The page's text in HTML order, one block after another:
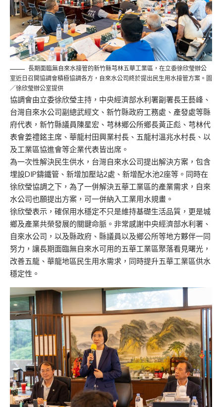
長期面臨無自來水接管的新竹縣芎林五華工業區，在立委徐欣瑩辦公
室近日召開協調會積極協調各方，自來水公司終於提出民生用水接管方案。圖
／徐欣瑩辦公室提供
協調會由立委徐欣瑩主持，中央經濟部水利署副署長王藝峰、
台灣自來水公司副總武經文、新竹縣政府工務處、產發處等縣
府代表，新竹縣議員陳星宏、芎林鄉公所鄉長黃正彪、芎林代
表會姜禮銘主席、華龍村田興業村長、五龍村溫兆水村長、以
及工業區協進會等企業代表皆出席。
為一次性解決民生供水，台灣自來水公司提出解決方案，包含
埋設DIP鑄鐵管、新增加壓站2處、新增配水池2座等。同時在
徐欣瑩協調之下，為了一併解決五華工業區的產業需求，自來
水公司也願提出方案，可一併納入工業用水規畫。
徐欣瑩表示，確保用水穩定不只是維持基礎生活品質，更是城
鄉及產業共榮發展的關鍵命脈。非常感謝中央經濟部水利署、
自來水公司，以及縣政府、縣議員以及鄉公所等地方夥伴一同
努力，讓長期面臨無自來水可用的五華工業區聚落看見曙光，
改善五龍、華龍地區民生用水需求，同時提升五華工業區供水
穩定性。